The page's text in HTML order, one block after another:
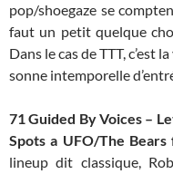
pop/shoegaze se
faut un petit quelque
Dans le cas de TTT, c’est
sonne intemporelle
71 Guided By Voices –
Spots a UFO/The Bears
lineup dit classique,